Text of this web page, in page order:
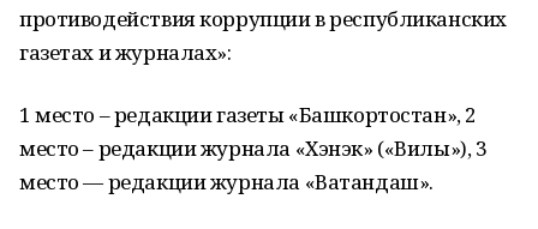
противодействия коррупции в республиканских
газетах и журналах»:
1 место – редакции газеты «Башкортостан», 2
место – редакции журнала «Хэнэк» («Вилы»), 3
место — редакции журнала «Ватандаш».